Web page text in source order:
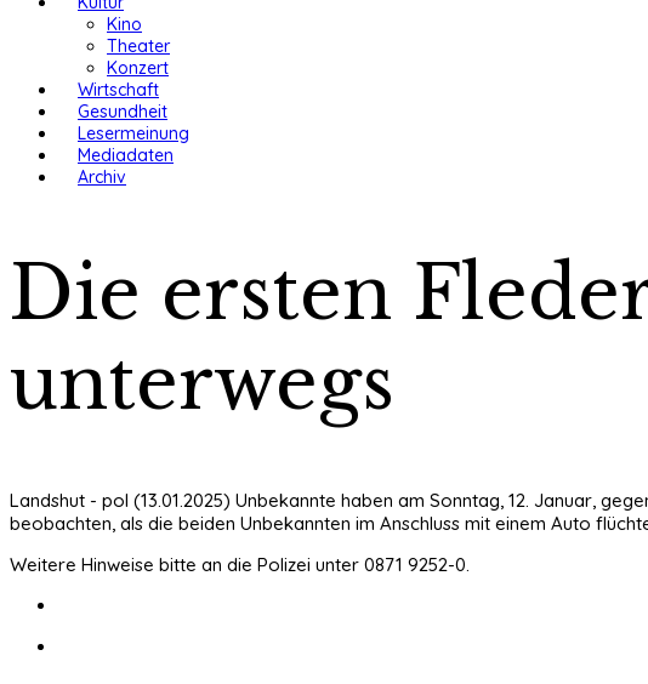
Kino
Theater
Konzert
Wirtschaft
Gesundheit
Lesermeinung
Mediadaten
Archiv
Die ersten
unterwegs
Landshut - pol (13.01.2025) Unbekannte haben am Sonntag, 12. Januar,
beobachten, als die beiden Unbekannten im Anschluss mit einem Auto
Weitere Hinweise bitte an die Polizei unter 0871 9252-0.